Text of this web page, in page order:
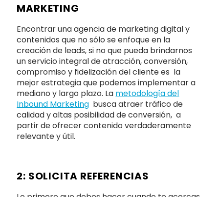
MARKETING
Encontrar unaagencia de marketing digital y
contenidos que no sólo se enfoque en la
creación de leads, si no que pueda brindarnos
un servicio integral de atracción, conversión,
compromiso y fidelización del cliente es la
mejor estrategia que podemos implementar a
mediano y largo plazo. La metodología del
Inbound Marketing busca atraer tráfico de
calidad y altas posibilidad de conversión, a
partir de ofrecer contenido verdaderamente
relevante y útil.
2: SOLICITA REFERENCIAS